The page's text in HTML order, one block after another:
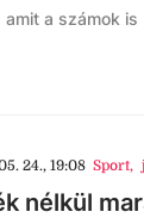
amit a számok
24., 19:08 Sport,
nélkül